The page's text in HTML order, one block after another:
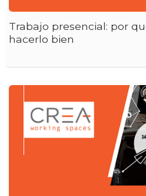
Trabajo presencial: por
hacerlo bien